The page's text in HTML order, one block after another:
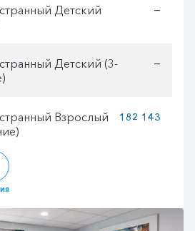
Детский
—
Детский (3-
—
Взрослый
182 143